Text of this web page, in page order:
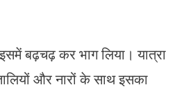
बढ़चढ़ कर भाग लिया। यात्रा
और नारों के साथ इसका